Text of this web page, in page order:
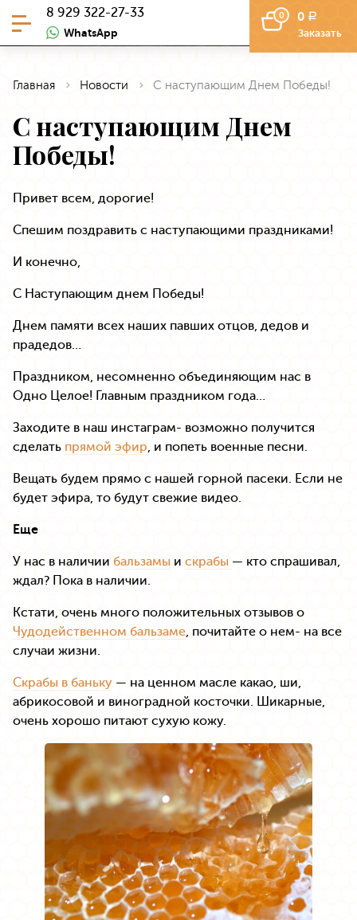
8 929 322-27-33
WhatsApp
0 0 a
Заказать
Главная Новости С наступающим Днем Победы!
С наступающим Днем
Победы!
Привет всем, дорогие!
Спешим поздравить с наступающими праздниками!
И конечно,
С Наступающим днем Победы!
Днем памяти всех наших павших отцов, дедов и
прадедов…
Праздником, несомненно объединяющим нас в
Одно Целое! Главным праздником года…
Заходите в наш инстаграм- возможно получится
сделать прямой эфир, и попеть военные песни.
Вещать будем прямо с нашей горной пасеки. Если не
будет эфира, то будут свежие видео.
Еще
У нас в наличии бальзамы и скрабы — кто спрашивал,
ждал? Пока в наличии.
Кстати, очень много положительных отзывов о
Чудодейственном бальзаме, почитайте о нем- на все
случаи жизни.
Скрабы в баньку — на ценном масле какао, ши,
абрикосовой и виноградной косточки. Шикарные,
очень хорошо питают сухую кожу.